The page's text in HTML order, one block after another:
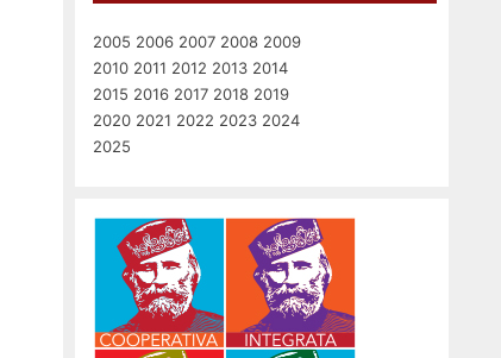
2005 2006 2007 2008 2009
2010 2011 2012 2013 2014
2015 2016 2017 2018 2019
2020 2021 2022 2023 2024
2025